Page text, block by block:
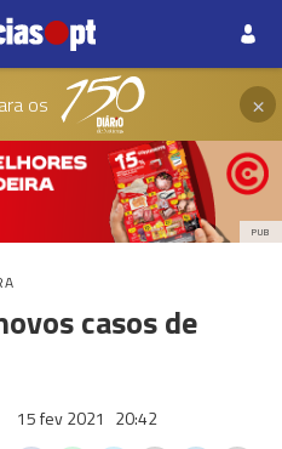
os ×
PUB
casos de
15 fev 2021 20:42